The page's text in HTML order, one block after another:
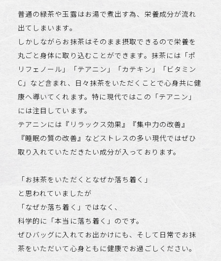
普通の緑茶や玉露はお湯で煮出す為、栄養成分が流れ
出てしまいます。
しかしながらお抹茶はそのまま摂取できるので栄養を
丸ごと身体に取り込むことができます。抹茶には「ポ
リフェノール」「テアニン」「カテキン」「ビタミン
C」など含まれ、日々抹茶をいただくことで心身共に健
康へ導いてくれます。特に現代ではこの「テアニン」
には注目しています。
テアニンには『リラックス効果』『集中力の改善』
『睡眠の質の改善』などストレスの多い現代ではぜひ
取り入れていただきたい成分が入っております。
「お抹茶をいただくとなぜか落ち着く」
と思われていましたが
「なぜか落ち着く」ではなく、
科学的に「本当に落ち着く」のです。
ぜひバッグに入れてお出かけにも、そして日常でお抹
茶をいただいて心身ともに健康でお過ごしください。